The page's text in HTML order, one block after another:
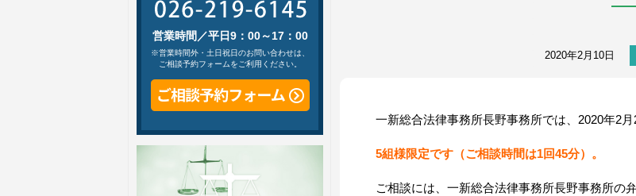
2020年2月10日
一新総合法律事務所長野事務所では、2020年2
5組様限定です（ご相談時間は1回45分）。
ご相談には、一新総合法律事務所長野事務所の
営業時間／平日9：00～17：00
※営業時間外・土日祝日のお問い合わせは、
ご相談予約フォームをご利用ください。